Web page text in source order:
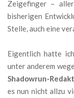
Zeigefinger –
bisherigen
Stelle, auch eine
Eigentlich hatte
unter anderem
Shadowrun-
es nun nicht allzu